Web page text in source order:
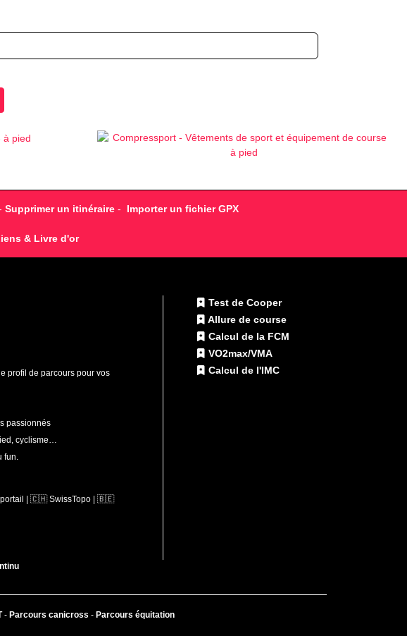
Supprimer un itinéraire - Importer un fichier GPX
& Livre d'or
profil de parcours pour vos
passionnés
cyclisme…
fun.
| 🇨🇭 SwissTopo | 🇧🇪
Test de Cooper
Allure de course
Calcul de la FCM
VO2max/VMA
Calcul de l'IMC
- Parcours canicross - Parcours équitation